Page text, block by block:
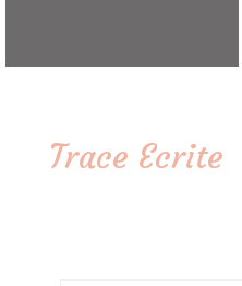
Trace Ecrite